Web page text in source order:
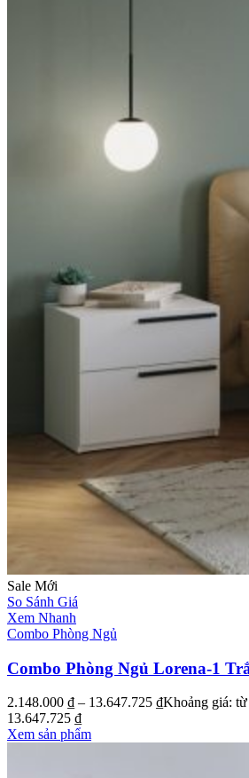
Sale Mới
So Sánh Giá
Xem Nhanh
Combo Phòng Ngủ
Combo Phòng Ngủ Lorena-1
2.148.000 ₫ – 13.647.725 ₫Khoảng giá:
13.647.725 ₫
Xem sản phẩm